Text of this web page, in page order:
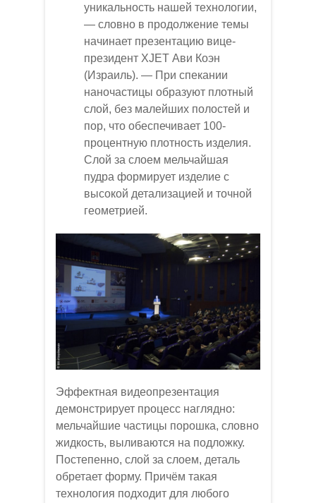
уникальность нашей технологии,
— словно в продолжение темы
начинает презентацию вице-
президент ХJET Ави Коэн
(Израиль). — При спекании
наночастицы образуют плотный
слой, без малейших полостей и
пор, что обеспечивает 100-
процентную плотность изделия.
Слой за слоем мельчайшая
пудра формирует изделие с
высокой детализацией и точной
геометрией.
Эффектная видеопрезентация
демонстрирует процесс наглядно:
мельчайшие частицы порошка, словно
жидкость, выливаются на подложку.
Постепенно, слой за слоем, деталь
обретает форму. Причём такая
технология подходит для любого